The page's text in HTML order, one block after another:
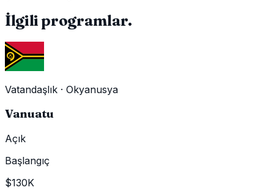
İlgili programlar.
Vatandaşlık · Okyanusya
Vanuatu
Açık
Başlangıç
$130K